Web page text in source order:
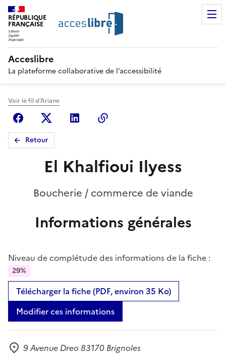
RÉPUBLIQUE
FRANÇAISE
Acceslibre
La plateforme collaborative de l’accessibilité
Voir le fil d'Ariane
FacebookX (anciennement Twitter)
Linkedin
Retour
El Khalfioui Ilyess
Boucherie / commerce de viande
Informations générales
Niveau de complétude des informations de la fiche :
29%
Télécharger la fiche (PDF, environ 35 Ko)
Modifier ces informations
9 Avenue Dreo 83170 Brignoles